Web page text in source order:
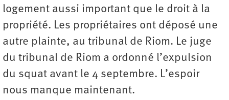
logement aussi important que le droit à la
propriété. Les propriétaires ont déposé une
autre plainte, au tribunal de Riom. Le juge
du tribunal de Riom a ordonné l’expulsion
du squat avant le 4 septembre. L’espoir
nous manque maintenant.